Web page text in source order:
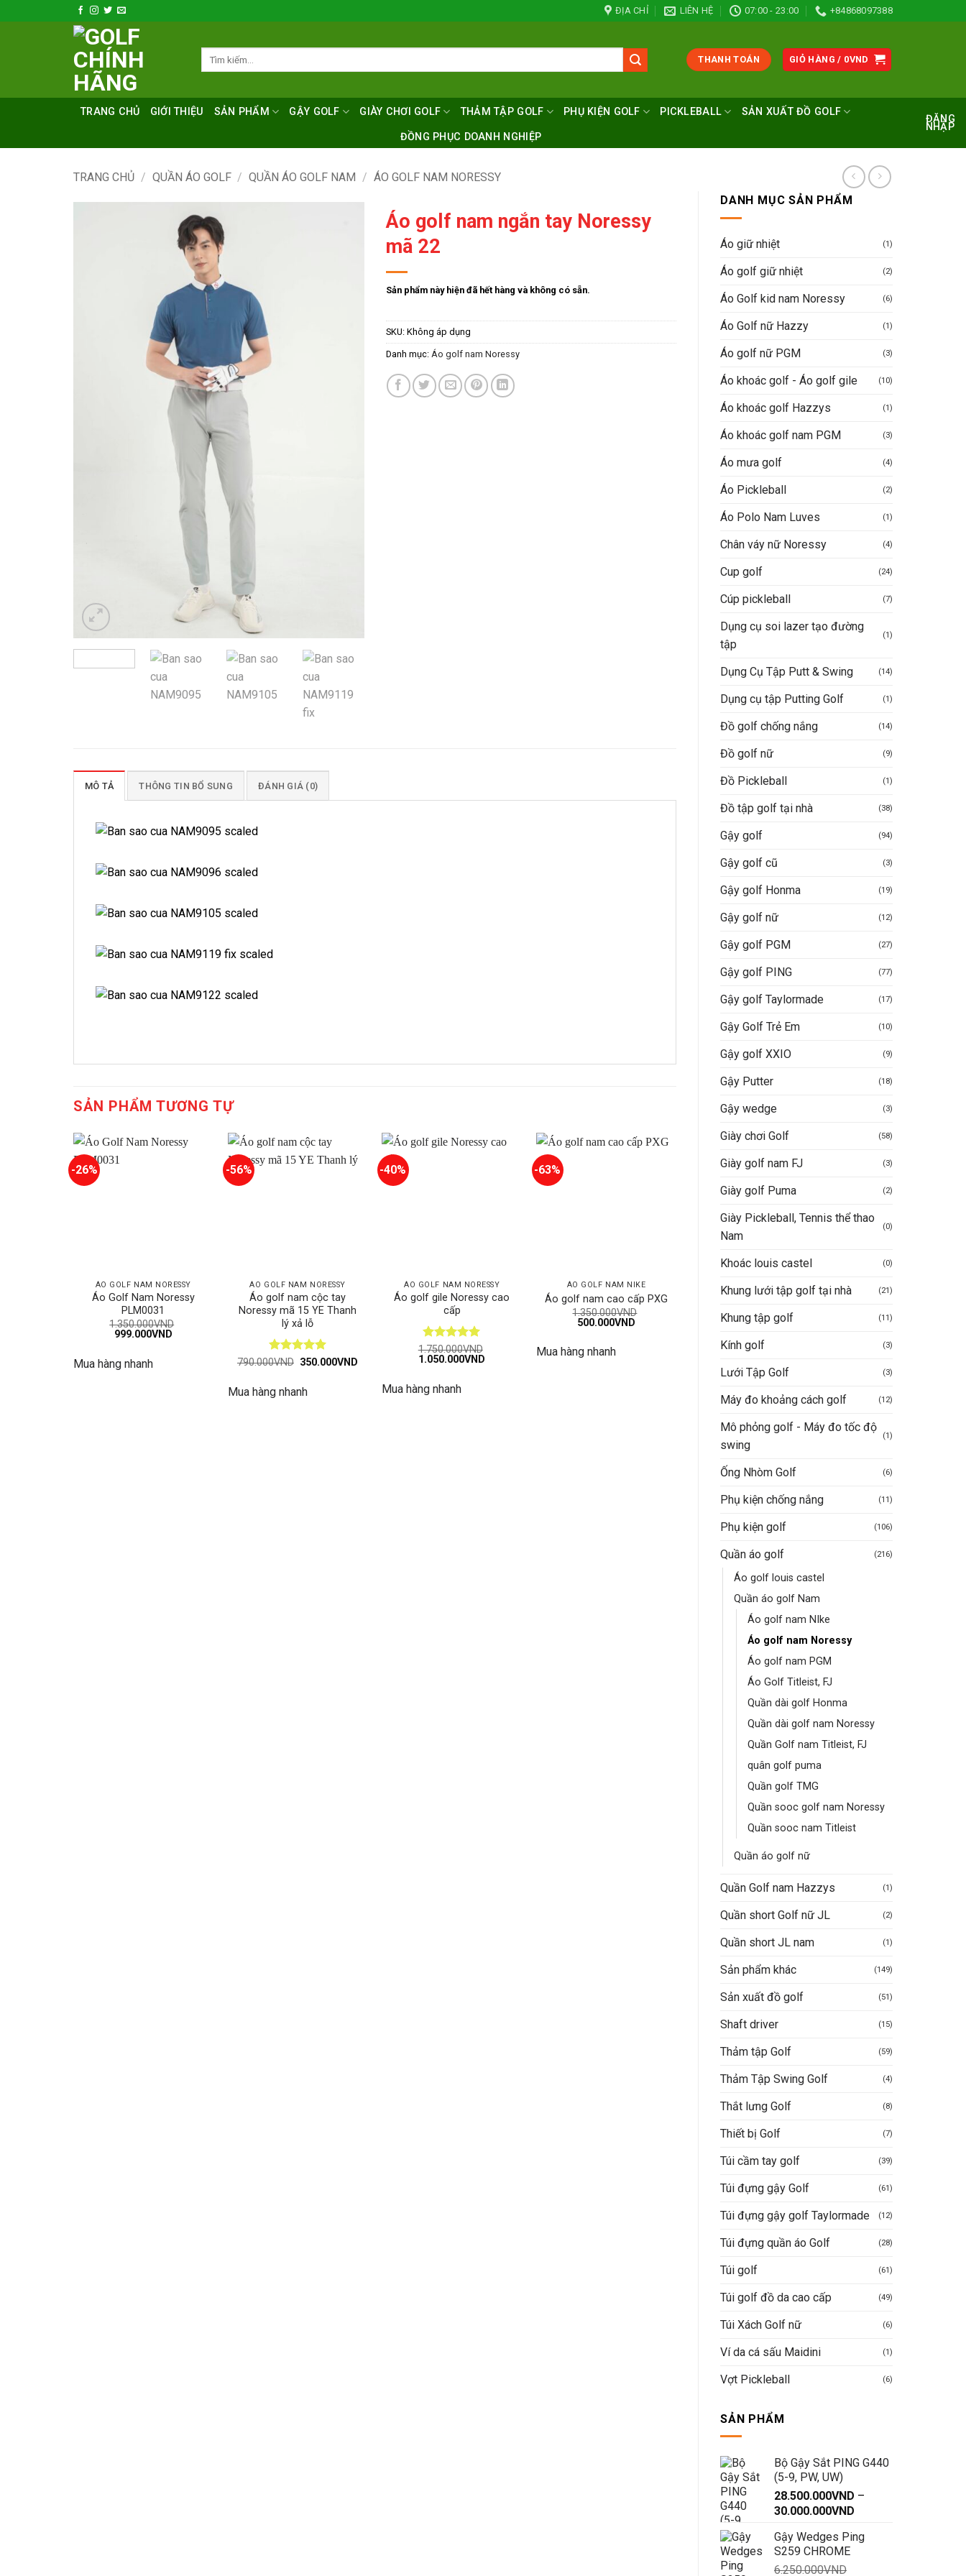
qua
ĐỊA CHỈ LIÊN HỆ 07:00 - 23:00 +84868097388
THANH TOÁN GIỎ HÀNG / 0VND
TRANG CHỦ GIỚI THIỆU SẢN PHẨM GẬY GOLF GIÀY CHƠI GOLF THẢM TẬP GOLF PHỤ KIỆN GOLF PICKLEBALL SẢN XUẤT ĐỒ GOLF
ĐỒNG PHỤC DOANH NGHIỆP
ĐĂNG
NHẬP
TRANG CHỦ / QUẦN ÁO GOLF / QUẦN ÁO GOLF NAM / ÁO GOLF NAM NORESSY
DANH MỤC SẢN PHẨM
Áo giữ nhiệt (1)
Áo golf giữ nhiệt (2)
Áo Golf kid nam Noressy (6)
Áo Golf nữ Hazzy (1)
Áo golf nữ PGM (3)
Áo khoác golf - Áo golf gile (10)
Áo khoác golf Hazzys (1)
Áo khoác golf nam PGM (3)
Áo mưa golf (4)
Áo Pickleball (2)
Áo Polo Nam Luves (1)
Chân váy nữ Noressy (4)
Cup golf (24)
Cúp pickleball (7)
Dụng cụ soi lazer tạo đường
tập
(1)
Dụng Cụ Tập Putt & Swing (14)
Dụng cụ tập Putting Golf (1)
Đồ golf chống nắng (14)
Đồ golf nữ (9)
Đồ Pickleball (1)
Đồ tập golf tại nhà (38)
Gậy golf (94)
Gậy golf cũ (3)
Gậy golf Honma (19)
Gậy golf nữ (12)
Gậy golf PGM (27)
Gậy golf PING (77)
Gậy golf Taylormade (17)
Gậy Golf Trẻ Em (10)
Gậy golf XXIO (9)
Gậy Putter (18)
Gậy wedge (3)
Giày chơi Golf (58)
Giày golf nam FJ (3)
Giày golf Puma (2)
Giày Pickleball, Tennis thể thao
Nam
(0)
Khoác louis castel (0)
Khung lưới tập golf tại nhà (21)
Khung tập golf (11)
Kính golf (3)
Lưới Tập Golf (3)
Máy đo khoảng cách golf (12)
Mô phỏng golf - Máy đo tốc độ
swing
(1)
Ống Nhòm Golf (6)
Phụ kiện chống nắng (11)
Phụ kiện golf (106)
Quần áo golf (216)
Áo golf louis castel
Quần áo golf Nam
Áo golf nam NIke
Áo golf nam Noressy
Áo golf nam PGM
Áo Golf Titleist, FJ
Quần dài golf Honma
Quần dài golf nam Noressy
Quần Golf nam Titleist, FJ
quân golf puma
Quần golf TMG
Quần sooc golf nam Noressy
Quần sooc nam Titleist
Quần áo golf nữ
Quần Golf nam Hazzys (1)
Quần short Golf nữ JL (2)
Quần short JL nam (1)
Sản phẩm khác (149)
Sản xuất đồ golf (51)
Shaft driver (15)
Thảm tập Golf (59)
Thảm Tập Swing Golf (4)
Thắt lưng Golf (8)
Thiết bị Golf (7)
Túi cầm tay golf (39)
Túi đựng gậy Golf (61)
Túi đựng gậy golf Taylormade (12)
Túi đựng quần áo Golf (28)
Túi golf (61)
Túi golf đồ da cao cấp (49)
Túi Xách Golf nữ (6)
Ví da cá sấu Maidini (1)
Vợt Pickleball (6)
SẢN PHẨM
Bộ Gậy Sắt PING G440
(5-9, PW, UW)
28.500.000VND –
30.000.000VND
từ
Gậy Wedges Ping
S259 CHROME
6.250.000VND
Áo golf nam ngắn tay Noressy
mã 22
Sản phẩm này hiện đã hết hàng và không có sẵn.
SKU: Không áp dụng
Danh mục: Áo golf nam Noressy
MÔ TẢ THÔNG TIN BỔ SUNG ĐÁNH GIÁ (0)
SẢN PHẨM TƯƠNG TỰ
-26%
ÁO GOLF NAM NORESSY
Áo Golf Nam Noressy
PLM0031
1.350.000VND
Giá
1.350.000VND.
999.000VNDGiá
Mua hàng nhanh
-56%
ÁO GOLF NAM NORESSY
Áo golf nam cộc tay
Noressy mã 15 YE Thanh
lý xả lỗ
Được xếp
790.000VND Giá
790.000VND.
350.000VND
Mua hàng nhanh
-40%
ÁO GOLF NAM NORESSY
Áo golf gile Noressy cao
cấp
Được xếp
hạng55
1.750.000VND
Giá
1.750.000VND.
1.050.000VND
Mua hàng nhanh
-63%
ÁO GOLF NAM NIKE
Áo golf nam cao cấp PXG
1.350.000VND
Giá
1.350.000VND.
500.000VND
Mua hàng nhanh
ÁO GOLF NAM NORESSY
Áo Golf Nam Noressy
PLM0032
1.350.000 VND
gốc
1.350.000VND.là:
ÁO GOLF NAM NORESSY
Áo golf nam ngắn tay
1.350.000
gốc